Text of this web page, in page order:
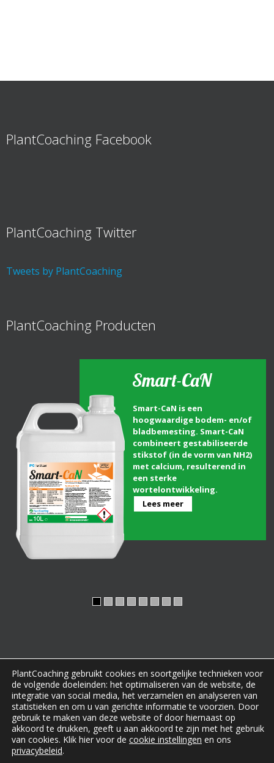
PlantCoaching Facebook
PlantCoaching Twitter
Tweets by PlantCoaching
PlantCoaching Producten
Smart-CaN
Lees meer
Smart-CaN is een
hoogwaardige bodem- en/of
bladbemesting. Smart-CaN
combineert gestabiliseerde
stikstof (in de vorm van NH2)
met calcium, resulterend in
een sterke
wortelontwikkeling.
CopyrightPlantCoaching|Privacybeleid|Disclaimer|
Rendierweg 17, 8251 PE Dronten | Tel. +31 (0)6 38 63 80
PlantCoaching gebruikt cookies en soortgelijke technieken voor
de volgende doeleinden: het optimaliseren van de website, de
integratie van social media, het verzamelen en analyseren van
statistieken en om u van gerichte informatie te voorzien. Door
gebruik te maken van deze website of door hiernaast op
akkoord te drukken, geeft u aan akkoord te zijn met het gebruik
van cookies. Klik hier voor de cookie instellingen en ons
privacybeleid.